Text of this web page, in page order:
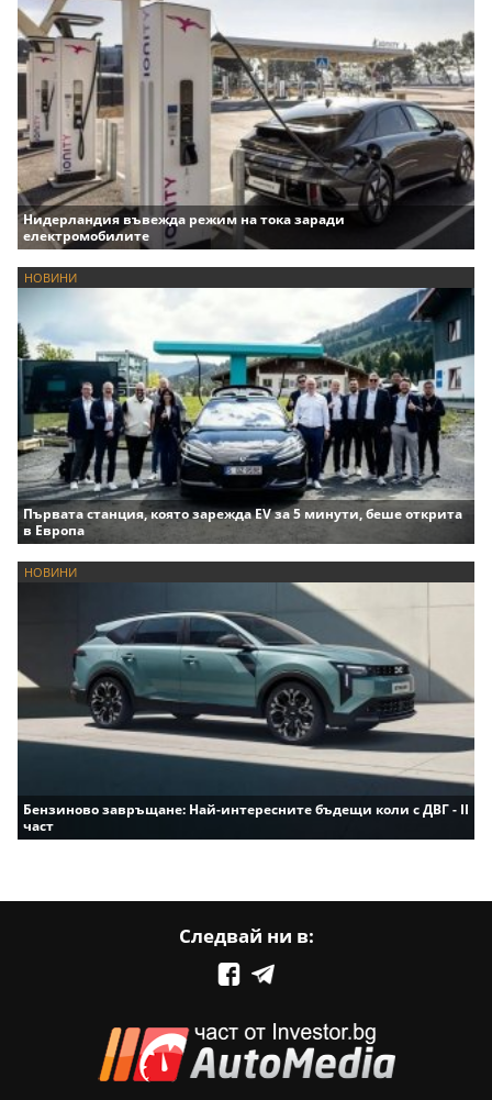
Нидерландия въвежда режим на тока заради
електромобилите
НОВИНИ
Първата станция, която зарежда EV за 5 минути, беше открита
в Европа
НОВИНИ
Бензиново завръщане: Най-интересните бъдещи коли с ДВГ - II
част
Следвай ни в: